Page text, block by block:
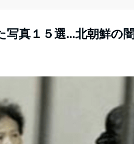
写真１５選…北朝鮮の闇